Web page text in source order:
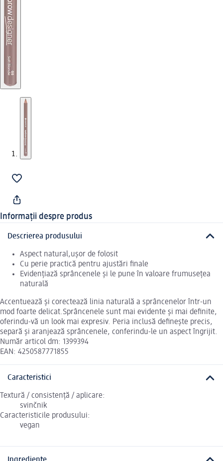
Informații despre produs
Descrierea produsului
Aspect natural,ușor de folosit
Cu perie practică pentru ajustări finale
Evidențiază sprâncenele și le pune în valoare frumusețea
naturală
Accentuează și corectează linia naturală a sprâncenelor într-un
mod foarte delicat.Sprâncenele sunt mai evidente și mai definite,
oferindu-vă un look mai expresiv. Peria inclusă definește precis,
separă și aranjează sprâncenele, conferindu-le un aspect îngrijit.
Număr articol dm: 1399394
EAN: 4250587771855
Caracteristici
Textură / consistență / aplicare:
svinčnik
Caracteristicile produsului:
vegan